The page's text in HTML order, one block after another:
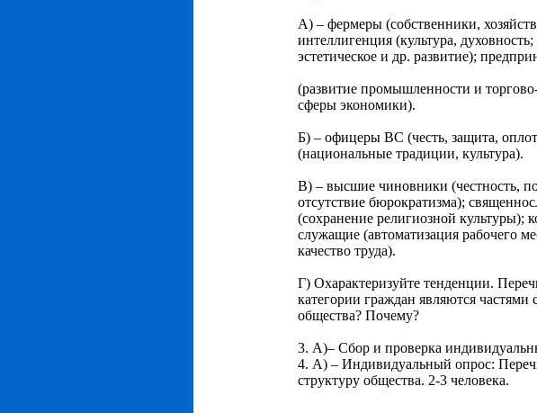
А) – фермеры (собственники,
интеллигенция (культура,
эстетическое и др. развитие);
(развитие промышленности и
сферы экономики).
Б) – офицеры ВС (честь, защита,
(национальные традиции, культура).
В) – высшие чиновники (честность,
отсутствие бюрократизма);
(сохранение религиозной культуры);
служащие (автоматизация рабочего
качество труда).
Г) Охарактеризуйте тенденции.
категории граждан являются частями
общества? Почему?
3. А)– Сбор и проверка
4. А) – Индивидуальный опрос:
структуру общества. 2-3 человека.